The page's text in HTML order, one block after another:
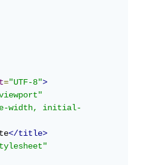
="UTF-8">
width, initial-
</title>